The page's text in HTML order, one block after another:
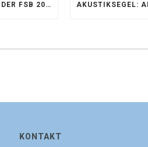
AKUSTIKKOMPETENZ AUF DER FSB 2025 – AKUSTIKELEMENTE FÜR DIE LEBENSRÄUME VON MORGEN
KONTAKT